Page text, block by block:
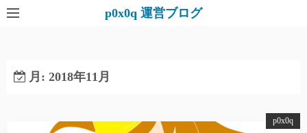
コ
p0x0q 運営ブログ
月: 2018年11月
p0x0q